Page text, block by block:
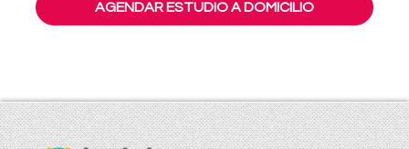
AGENDAR ESTUDIO A DOMICILIO